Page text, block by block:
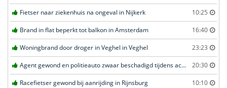
Fietser naar ziekenhuis na ongeval in Nijkerk 10:25
Brand in flat beperkt tot balkon in Amsterdam 16:40
Woningbrand door droger in Veghel in Veghel 23:23
Agent gewond en politieauto zwaar beschadigd tijdens achtervolging in Uden 20:30
Racefietser gewond bij aanrijding in Rijnsburg 10:10